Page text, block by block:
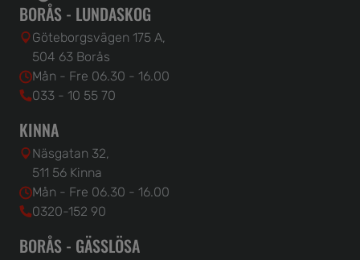
BORÅS - LUNDASKOG
Göteborgsvägen 175 A,
504 63 Borås
Mån - Fre 06.30 - 16.00
033 - 10 55 70
KINNA
Näsgatan 32,
511 56 Kinna
Mån - Fre 06.30 - 16.00
0320-152 90
BORÅS - GÄSSLÖSA